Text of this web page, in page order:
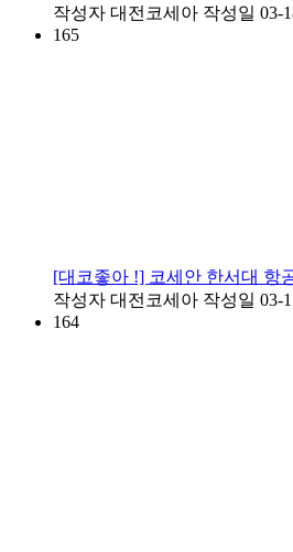
작성자 대전코세아 작성일 03-
165
[대코좋아 !] 코세안 한서대 항
작성자 대전코세아 작성일 03-
164